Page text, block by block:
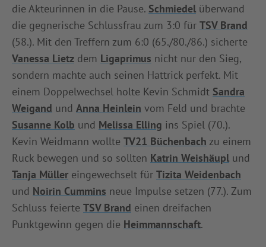
die Akteurinnen in die Pause. Schmiedel überwand
die gegnerische Schlussfrau zum 3:0 für TSV Brand
(58.). Mit den Treffern zum 6:0 (65./80./86.) sicherte
Vanessa Lietz dem Ligaprimus nicht nur den Sieg,
sondern machte auch seinen Hattrick perfekt. Mit
einem Doppelwechsel holte Kevin Schmidt Sandra
Weigand und Anna Heinlein vom Feld und brachte
Susanne Kolb und Melissa Elling ins Spiel (70.).
Kevin Weidmann wollte TV21 Büchenbach zu einem
Ruck bewegen und so sollten Katrin Weishäupl und
Tanja Müller eingewechselt für Tizita Weidenbach
und Noirin Cummins neue Impulse setzen (77.). Zum
Schluss feierte TSV Brand einen dreifachen
Punktgewinn gegen die Heimmannschaft.